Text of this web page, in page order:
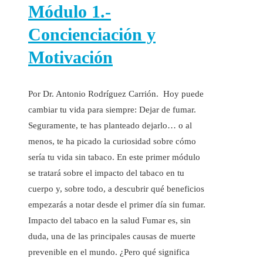
Módulo 1.-
Concienciación y
Motivación
Por Dr. Antonio Rodríguez Carrión. Hoy puede
cambiar tu vida para siempre: Dejar de fumar.
Seguramente, te has planteado dejarlo… o al
menos, te ha picado la curiosidad sobre cómo
sería tu vida sin tabaco. En este primer módulo
se tratará sobre el impacto del tabaco en tu
cuerpo y, sobre todo, a descubrir qué beneficios
empezarás a notar desde el primer día sin fumar.
Impacto del tabaco en la salud Fumar es, sin
duda, una de las principales causas de muerte
prevenible en el mundo. ¿Pero qué significa